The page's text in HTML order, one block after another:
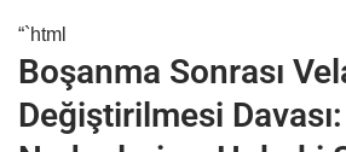
“`html
Boşanma Sonrası
Değiştirilmesi